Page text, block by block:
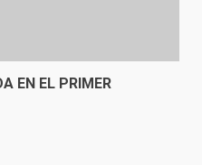
EN EL PRIMER